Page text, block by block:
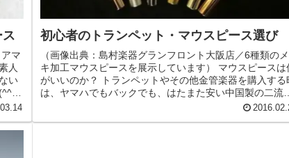
マ
人
い
初心者のトランペット・マウスピース選び
（画像出典：島村楽器グランフロント大阪店／6種類の
キ加工マウスピースを展示しています） マウスピースは
がいいのか？ トランペットやその他金管楽器を購入する
は、ヤマハでもバックでも、はたまた安い中国製の二流品